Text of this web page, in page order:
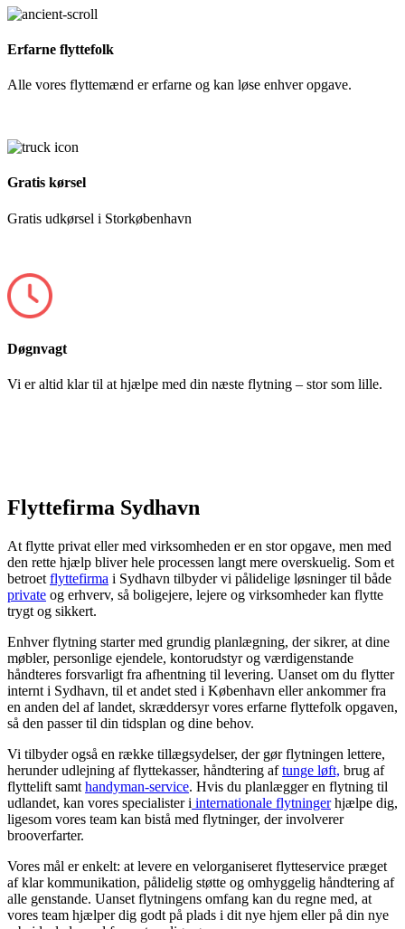
Erfarne flyttefolk
Alle vores flyttemænd er erfarne og kan løse enhver opgave.
Gratis kørsel
Gratis udkørsel i Storkøbenhavn
Døgnvagt
Vi er altid klar til at hjælpe med din næste flytning – stor som lille.
Flyttefirma Sydhavn
At flytte privat eller med virksomheden er en stor opgave, men med
den rette hjælp bliver hele processen langt mere overskuelig. Som et
betroet flyttefirma i Sydhavn tilbyder vi pålidelige løsninger til både
private og erhverv, så boligejere, lejere og virksomheder kan flytte
trygt og sikkert.
Enhver flytning starter med grundig planlægning, der sikrer, at dine
møbler, personlige ejendele, kontorudstyr og værdigenstande
håndteres forsvarligt fra afhentning til levering. Uanset om du flytter
internt i Sydhavn, til et andet sted i København eller ankommer fra
en anden del af landet, skræddersyr vores erfarne flyttefolk opgaven,
så den passer til din tidsplan og dine behov.
Vi tilbyder også en række tillægsydelser, der gør flytningen lettere,
herunder udlejning af flyttekasser, håndtering aftunge løft, brug af
flyttelift samt handyman-service. Hvis du planlægger en flytning til
udlandet, kan vores specialister i internationale flytningerhjælpe dig,
ligesom vores team kan bistå med flytninger, der involverer
brooverfarter.
Vores mål er enkelt: at levere en velorganiseret flytteservice præget
af klar kommunikation, pålidelig støtte og omhyggelig håndtering af
alle genstande. Uanset flytningens omfang kan du regne med, at
vores team hjælper dig godt på plads i dit nye hjem eller på din nye